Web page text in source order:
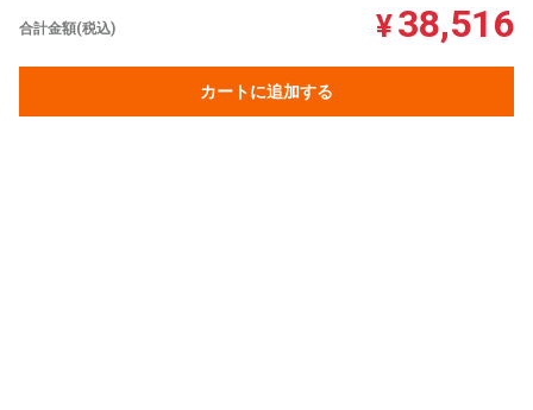
合計金額(税込) ¥38,516
カートに追加する